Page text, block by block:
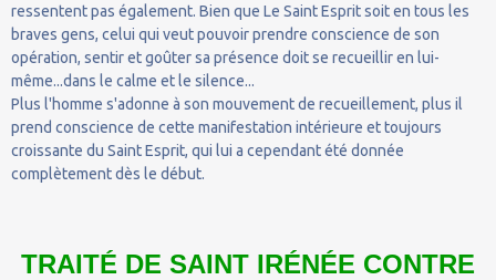
ressentent pas également. Bien que Le Saint Esprit soit en tous les
braves gens, celui qui veut pouvoir prendre conscience de son
opération, sentir et goûter sa présence doit se recueillir en lui-
même...dans le calme et le silence...
Plus l'homme s'adonne à son mouvement de recueillement, plus il
prend conscience de cette manifestation intérieure et toujours
croissante du Saint Esprit, qui lui a cependant été donnée
complètement dès le début.
TRAITÉ DE SAINT IRÉNÉE CONTRE